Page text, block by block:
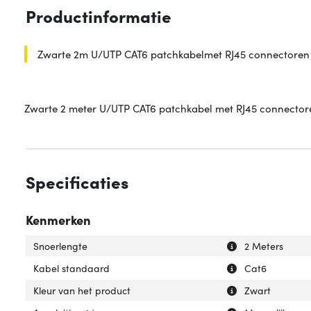
Productinformatie
Zwarte 2m U/UTP CAT6 patchkabelmet RJ45 connectoren
Zwarte 2 meter U/UTP CAT6 patchkabel met RJ45
Specificaties
Kenmerken
Uitleg over
Verberg uitleg
Snoerlengte
2 Meters
Uitleg over
Verberg uitleg
Kabel standaard
Cat6
Uitleg over
Verberg uitleg
Kleur van het product
Zwart